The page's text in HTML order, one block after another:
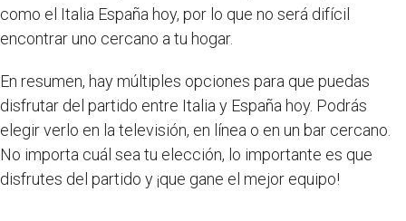
como el Italia España hoy, por lo que no será difícil
encontrar uno cercano a tu hogar.
En resumen, hay múltiples opciones para que puedas
disfrutar del partido entre Italia y España hoy. Podrás
elegir verlo en la televisión, en línea o en un bar cercano.
No importa cuál sea tu elección, lo importante es que
disfrutes del partido y ¡que gane el mejor equipo!